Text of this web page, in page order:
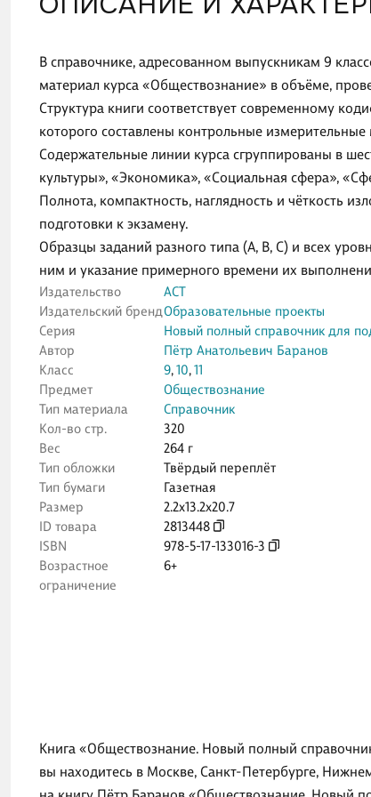
В справочнике, адресованном выпускникам 9
материал курса «Обществознание» в объёме,
Структура книги соответствует современному
которого составлены контрольные
Содержательные линии курса сгруппированы в
культуры», «Экономика», «Социальная сфера»,
Полнота, компактность, наглядность и чёткость
подготовки к экзамену.
Образцы заданий разного типа (А, В, С) и всех
ним и указание примерного времени их
Издательство
АСТ
Издательский брендОбразовательные проекты
Серия
Новый полный справочник для
Автор
Пётр Анатольевич Баранов
Класс
9,10,11
Предмет
Обществознание
Тип материала
Справочник
Кол-во стр.
320
Вес
264 г
Тип обложки
Твёрдый переплёт
Тип бумаги
Газетная
Размер
2.2x13.2x20.7
ID товара
2813448
ISBN
978-5-17-133016-3
Возрастное
ограничение
6+
Книга «Обществознание. Новый полный
вы находитесь в Москве, Санкт-Петербурге,